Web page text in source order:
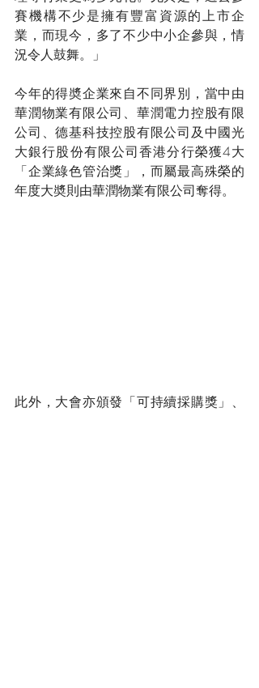
賽機構不少是擁有豐富資源的上市企
業，而現今，多了不少中小企參與，情
況令人鼓舞。」
今年的得奬企業來自不同界別，當中由
華潤物業有限公司、華潤電力控股有限
公司、德基科技控股有限公司及中國光
大銀行股份有限公司香港分行榮獲4大
「企業綠色管治獎」，而屬最高殊榮的
年度大奬則由華潤物業有限公司奪得。
此外，大會亦頒發「可持續採購獎」、